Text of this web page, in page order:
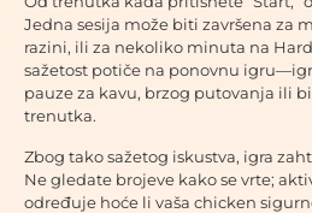
Jedna sesija može biti završena za
razini, ili za nekoliko minuta na
sažetost potiče na ponovnu
pauze za kavu, brzog putovanja ili
trenutka.
Zbog tako sažetog iskustva, igra
Ne gledate brojeve kako se vrte;
određuje hoće li vaša chicken